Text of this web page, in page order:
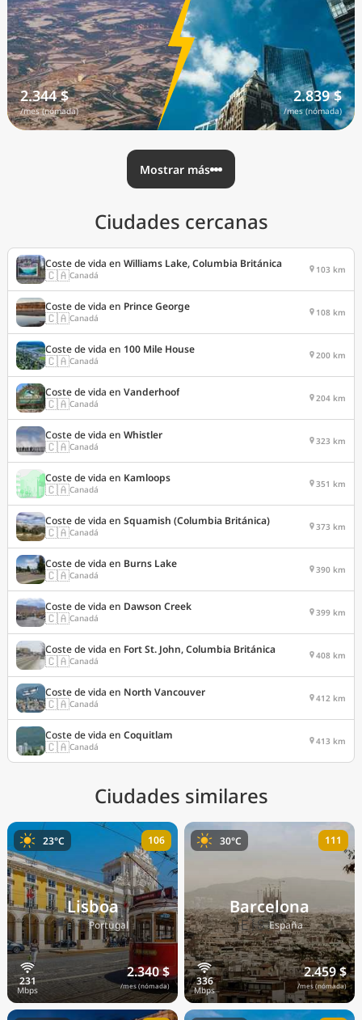
2.344 $
/mes (nómada)
2.839 $
/mes (nómada)
Mostrar más
Ciudades cercanas
Coste de vida en Williams Lake, Columbia Británica
🇨🇦Canadá 103 km
Coste de vida en Prince George
🇨🇦Canadá 108 km
Coste de vida en 100 Mile House
🇨🇦Canadá 200 km
Coste de vida en Vanderhoof
🇨🇦Canadá 204 km
Coste de vida en Whistler
🇨🇦Canadá 323 km
Coste de vida en Kamloops
🇨🇦Canadá 351 km
Coste de vida en Squamish (Columbia Británica)
🇨🇦Canadá 373 km
Coste de vida en Burns Lake
🇨🇦Canadá 390 km
Coste de vida en Dawson Creek
🇨🇦Canadá 399 km
Coste de vida en Fort St. John, Columbia Británica
🇨🇦Canadá 408 km
Coste de vida en North Vancouver
🇨🇦Canadá 412 km
Coste de vida en Coquitlam
🇨🇦Canadá 413 km
Ciudades similares
Lisboa
🇵🇹Portugal
2.340 $
/mes (nómada)
23°C 106
Barcelona
🇪🇸España
2.459 $
/mes (nómada)
30°C 111